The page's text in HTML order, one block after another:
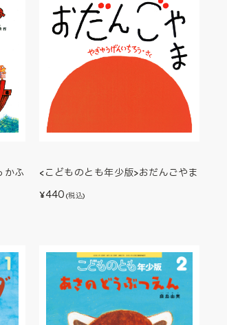
かふ
<こどものとも年少版>おだんごやま
¥440 (税込)